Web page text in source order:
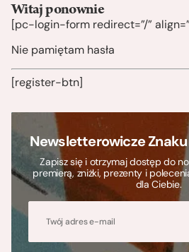
Witaj ponownie
[pc-login-form redirect=”/”
Nie pamiętam hasła
[register-btn]
Newsletterowicze Znaku
Zapisz się i otrzymaj dostęp do
premierą, zniżki, prezenty i
dla Ciebie.